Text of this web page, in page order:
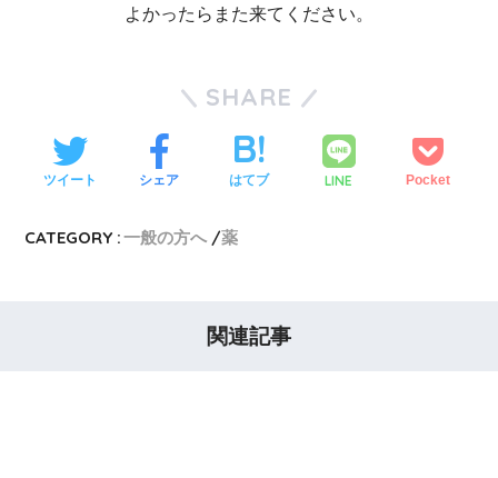
よかったらまた来てください。
SHARE
ツイート シェア はてブ LINE Pocket
CATEGORY :一般の方へ 薬
関連記事